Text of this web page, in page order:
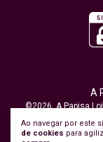
Ao navegar por este
de cookies para
A
©2026. A Papisa